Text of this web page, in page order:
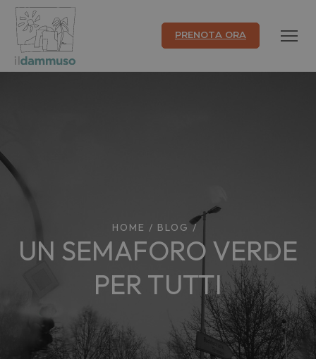
PRENOTA ORA
HOME / BLOG /
UN SEMAFORO VERDE
PER TUTTI